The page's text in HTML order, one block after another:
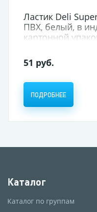
Ластик Deli
ПВХ, белый, в
картонной
51 руб.
ПОДРОБНЕЕ
Каталог
Каталог по группам